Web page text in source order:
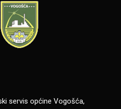
servis općine Vogošća,